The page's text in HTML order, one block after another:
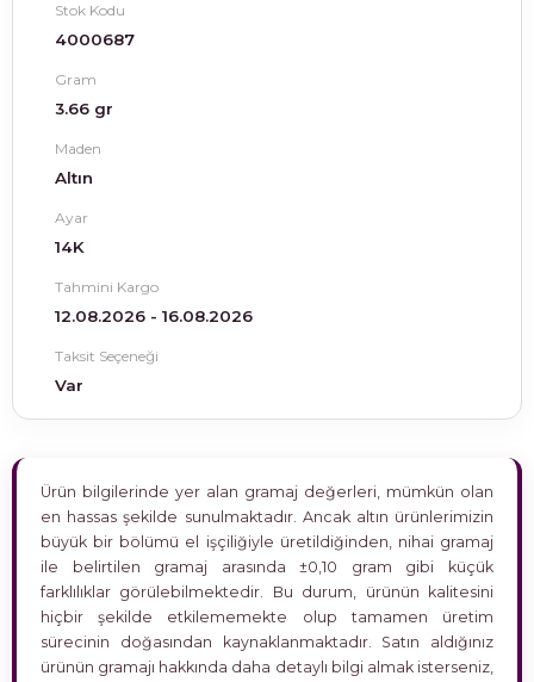
Stok Kodu
4000687
Gram
3.66 gr
Maden
Altın
Ayar
14K
Tahmini Kargo
12.08.2026 - 16.08.2026
Taksit Seçeneği
Var
Ürün bilgilerinde yer alan gramaj değerleri, mümkün olan
en hassas şekilde sunulmaktadır. Ancak altın ürünlerimizin
büyük bir bölümü el işçiliğiyle üretildiğinden, nihai gramaj
ile belirtilen gramaj arasında ±0,10 gram gibi küçük
farklılıklar görülebilmektedir. Bu durum, ürünün kalitesini
hiçbir şekilde etkilememekte olup tamamen üretim
sürecinin doğasından kaynaklanmaktadır. Satın aldığınız
ürünün gramajı hakkında daha detaylı bilgi almak isterseniz,